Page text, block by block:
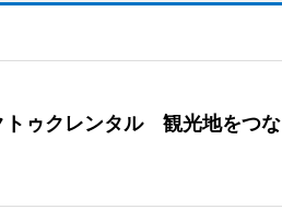
トゥクレンタル 観光地をつな